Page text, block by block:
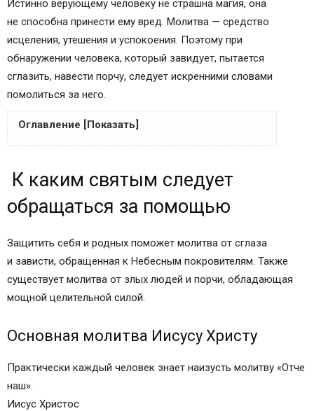
Истинно верующему человеку не страшна магия, она
не способна принести ему вред. Молитва — средство
исцеления, утешения и успокоения. Поэтому при
обнаружении человека, который завидует, пытается
сглазить, навести порчу, следует искренними словами
помолиться за него.
Оглавление [Показать]
за помощью
Псалом 90
Правила чтения молитв
В чем сходство зависти, порчи и сглаза
Основные признаки сглаза и порчи
Советы специалистов
и злых людей
К каким святым следует обращаться за
Основная молитва Иисусу Христу
К каким святым следует
обращаться за помощью
Защитить себя и родных поможет молитва от сглаза
и зависти, обращенная к Небесным покровителям. Также
существует молитва от злых людей и порчи, обладающая
мощной целительной силой.
Основная молитва Иисусу Христу
Практически каждый человек знает наизусть молитву «Отче
наш».
Иисус Христос